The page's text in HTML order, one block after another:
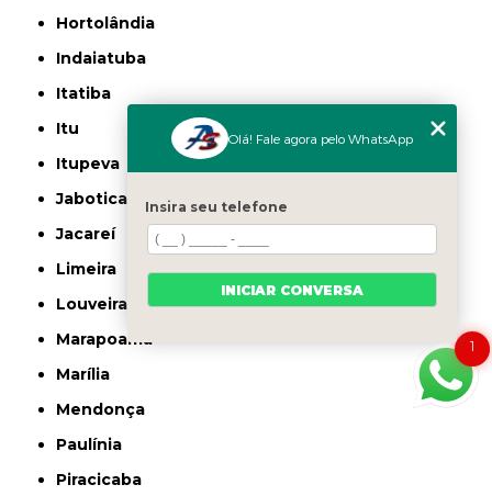
Hortolândia
Indaiatuba
Itatiba
Itu
Itupeva
Jaboticabal
Jacareí
Limeira
Louveira
Marapoama
Marília
Mendonça
Paulínia
Piracicaba
1
Olá! Fale agora pelo WhatsApp
Insira seu telefone
INICIAR CONVERSA